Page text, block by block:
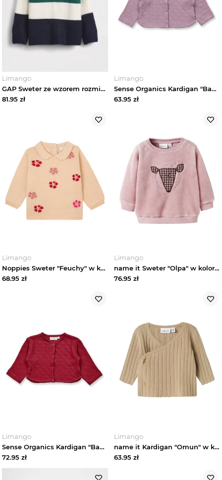
Limango
GAP Sweter ze wzorem rozmiar: 92
81.95 zł
Limango
Sense Organics Kardigan "Baoo" w kolorze fiołkowym rozmiar: 74
63.95 zł
Limango
Noppies Sweter "Feuchy" w kolorze jasnopomarańczowym rozmiar: 86
68.95 zł
Limango
name it Sweter "Olpa" w kolorze jasnoróżowym rozmiar: 56
76.95 zł
Limango
Sense Organics Kardigan "Baoo" w kolorze bordowym rozmiar: 62 / 68
72.95 zł
Limango
name it Kardigan "Omun" w kolorze beżowym rozmiar: 74
63.95 zł